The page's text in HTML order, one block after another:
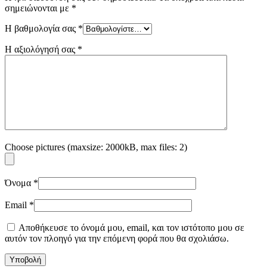
σημειώνονται με *
Η βαθμολογία σας *
Η αξιολόγησή σας *
Choose pictures (maxsize: 2000kB, max files: 2)
Όνομα *
Email *
Αποθήκευσε το όνομά μου, email, και τον ιστότοπο μου σε
αυτόν τον πλοηγό για την επόμενη φορά που θα σχολιάσω.